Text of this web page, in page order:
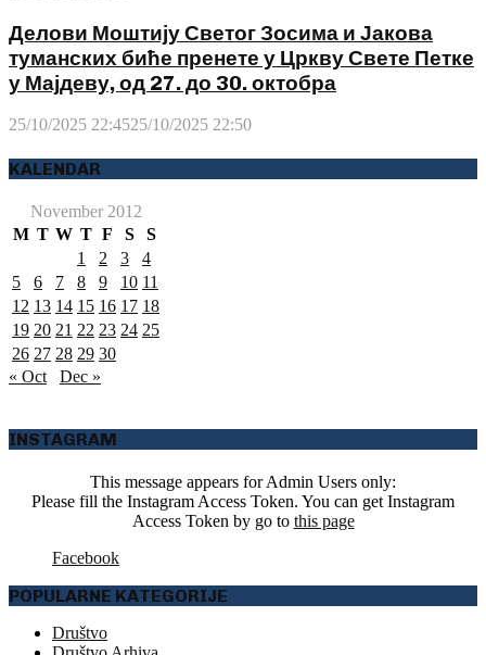
Делови Моштију Светог Зосима и Јакова
туманских биће пренете у Цркву Свете Петке
у Мајдеву, од 27. до 30. октобра
25/10/2025 22:4525/10/2025 22:50
KALENDAR
November 2012
M T W T F S
S
1
2 3
4
5
6 7 8 9 10 11
12 13 14 15 16 17 18
19 20 21 22 23 24 25
26 27 28 29 30
« Oct
Dec »
INSTAGRAM
This message appears for Admin Users only:
Please fill the Instagram Access Token. You can get Instagram
Access Token by go to this page
Facebook
POPULARNE KATEGORIJE
Društvo